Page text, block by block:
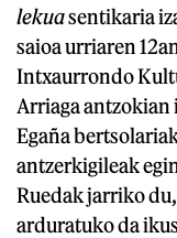
lekuasentikaria
saioa urriaren
Intxaurrondo
Arriaga
Egaña
antzerkigileak
Ruedak jarriko
arduratuko da